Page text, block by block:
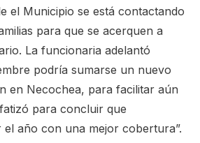
el Municipio se está contactando
para que se acerquen a
La funcionaria adelantó
podría sumarse un nuevo
en Necochea, para facilitar aún
para concluir que
el año con una mejor cobertura”.